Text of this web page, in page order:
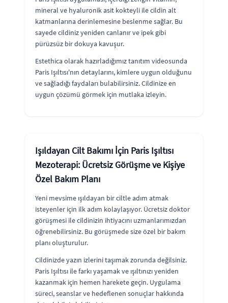
mineral ve hyaluronik asit kokteyli ile cildin alt
katmanlarına derinlemesine beslenme sağlar. Bu
sayede cildiniz yeniden canlanır ve ipek gibi
pürüzsüz bir dokuya kavuşur.
Estethica olarak hazırladığımız tanıtım videosunda
Paris Işıltısı'nın detaylarını, kimlere uygun olduğunu
ve sağladığı faydaları bulabilirsiniz. Cildinize en
uygun çözümü görmek için mutlaka izleyin.
Işıldayan Cilt Bakımı İçin Paris Işıltısı
Mezoterapi: Ücretsiz Görüşme ve Kişiye
Özel Bakım Planı
Yeni mevsime ışıldayan bir ciltle adım atmak
isteyenler için ilk adım kolaylaşıyor. Ücretsiz doktor
görüşmesi ile cildinizin ihtiyacını uzmanlarımızdan
öğrenebilirsiniz. Bu görüşmede size özel bir bakım
planı oluşturulur.
Cildinizde yazın izlerini taşımak zorunda değilsiniz.
Paris Işıltısı ile farkı yaşamak ve ışıltınızı yeniden
kazanmak için hemen harekete geçin. Uygulama
süreci, seanslar ve hedeflenen sonuçlar hakkında